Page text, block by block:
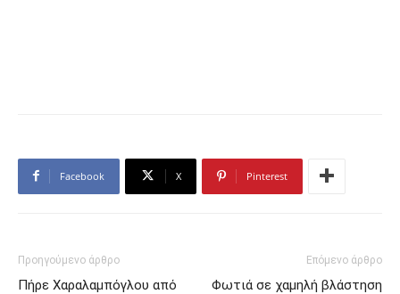
Facebook X Pinterest
Προηγούμενο άρθρο
Πήρε Χαραλαμπόγλου από
Επόμενο άρθρο
Φωτιά σε χαμηλή βλάστηση